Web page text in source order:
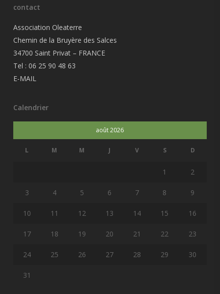
contact
Association Oleaterre
Chemin de la Bruyère des Salces
34700 Saint Privat – FRANCE
Tel : 06 25 90 48 63
E-MAIL
Calendrier
août 2026
L M M J V S D
1 2
3 4 5 6 7 8 9
10 11 12 13 14 15 16
17 18 19 20 21 22 23
24 25 26 27 28 29 30
31